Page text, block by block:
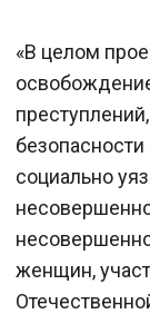
«В целом
социально
женщин,